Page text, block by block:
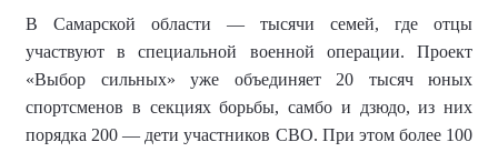
В Самарской области — тысячи семей, где отцы
участвуют в специальной военной операции. Проект
«Выбор сильных» уже объединяет 20 тысяч юных
спортсменов в секциях борьбы, самбо и дзюдо, из них
порядка 200 — дети участников СВО. При этом более 100